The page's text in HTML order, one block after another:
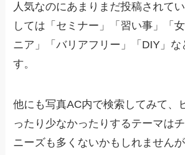
人気なのにあまりまだ投稿されて
しては「セミナー」「習い事」「
ニア」「バリアフリー」「DIY」な
す。
他にも写真AC内で検索してみて、
ったり少なかったりするテーマはチ
ニーズも多くないかもしれません